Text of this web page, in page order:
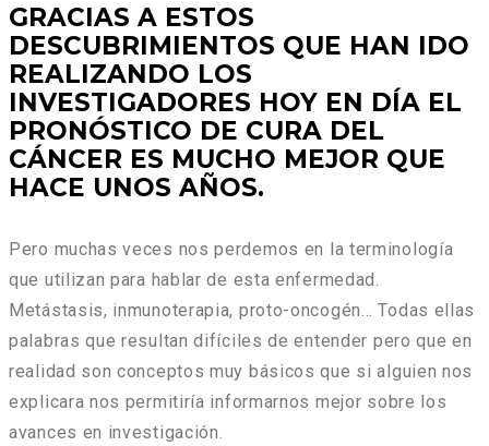
GRACIAS A ESTOS
DESCUBRIMIENTOS QUE HAN IDO
REALIZANDO LOS
INVESTIGADORES HOY EN DÍA EL
PRONÓSTICO DE CURA DEL
CÁNCER ES MUCHO MEJOR QUE
HACE UNOS AÑOS.
Pero muchas veces nos perdemos en la terminología
que utilizan para hablar de esta enfermedad.
Metástasis, inmunoterapia, proto-oncogén… Todas ellas
palabras que resultan difíciles de entender pero que en
realidad son conceptos muy básicos que si alguien nos
explicara nos permitiría informarnos mejor sobre los
avances en investigación.